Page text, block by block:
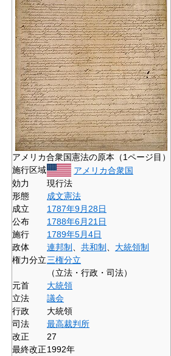
アメリカ合衆国憲法の原本（1ページ目）
施行区域
アメリカ合衆国
効力
現行法
形態
成文憲法
成立
1787年9月28日
公布
1788年6月21日
施行
1789年5月4日
政体
連邦制 共和制
大統領制
権力分立三権分立
（立法・行政・司法）
元首
大統領
立法
議会
行政
大統領
司法
最高裁判所
改正
27
最終改正1992年